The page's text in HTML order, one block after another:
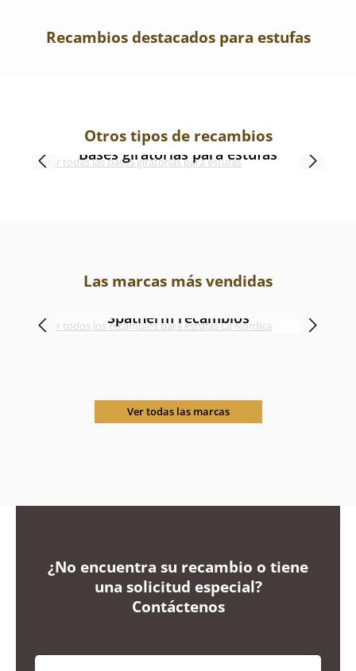
Recambios destacados para estufas
Otros tipos de recambios
Bases giratorias para estufas
Las marcas más vendidas
Spatherm recambios
Ver todas las marcas
¿No encuentra su recambio o tiene
una solicitud especial?
Contáctenos